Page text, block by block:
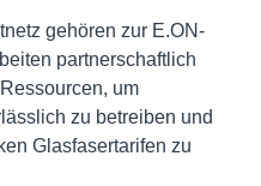
gehören zur E.ON-
partnerschaftlich
um
zu betreiben und
Glasfasertarifen zu